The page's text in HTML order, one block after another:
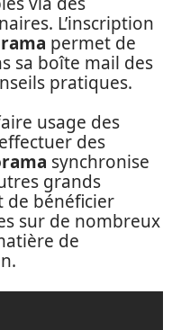
L’inscription
permet de
sa boîte mail des
pratiques.
usage des
des
synchronise
grands
de bénéficier
sur de nombreux
de